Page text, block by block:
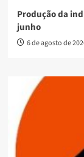
Produção da
junho
6 de agosto de